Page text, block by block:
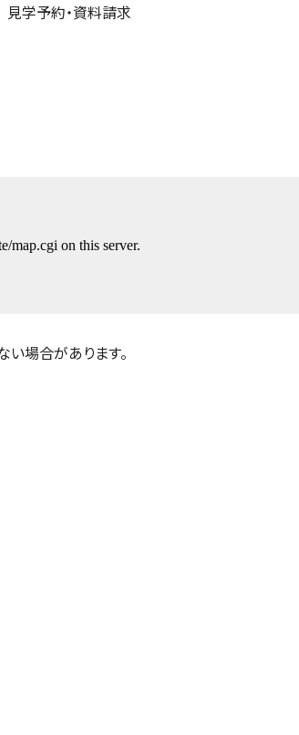
見学予約・資料請求
場合があります。